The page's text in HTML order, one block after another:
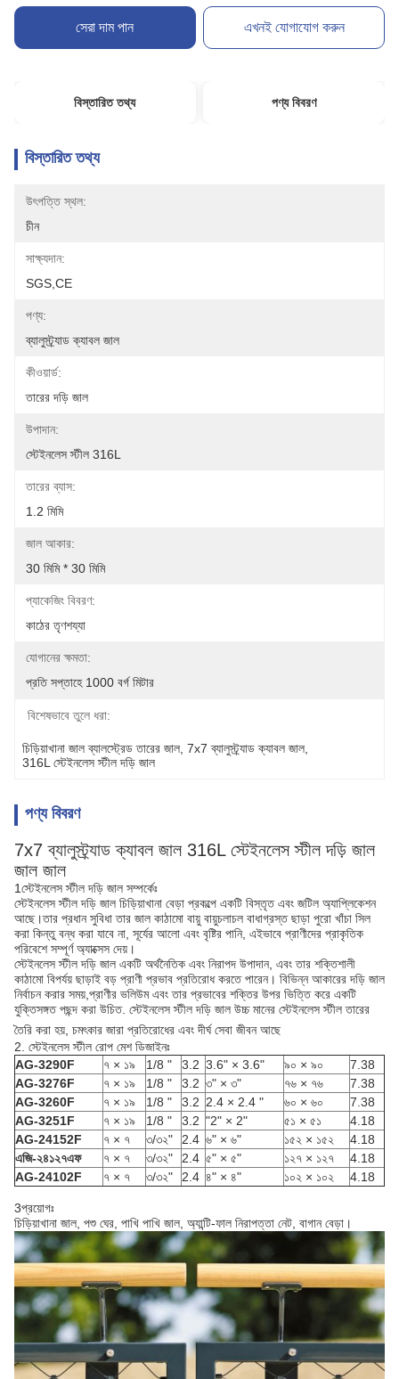
সেরা দাম পান এখনই যোগাযোগ করুন
বিস্তারিত তথ্য পণ্য বিবরণ
বিস্তারিত তথ্য
উৎপত্তি স্থল:
চীন
সাক্ষ্যদান:
SGS,CE
পণ্য:
ব্যালুস্ট্র্যাড ক্যাবল জাল
কীওয়ার্ড:
তারের দড়ি জাল
উপাদান:
স্টেইনলেস স্টীল 316L
তারের ব্যাস:
1.2 মিমি
জাল আকার:
30 মিমি * 30 মিমি
প্যাকেজিং বিবরণ:
কাঠের তৃণশয্যা
যোগানের ক্ষমতা:
প্রতি সপ্তাহে 1000 বর্গ মিটার
বিশেষভাবে তুলে ধরা:
চিড়িয়াখানা জাল ব্যালস্ট্রেড তারের জাল 7x7 ব্যালুস্ট্র্যাড ক্যাবল জাল
316L স্টেইনলেস স্টীল দড়ি জাল
পণ্য বিবরণ
7x7 ব্যালুস্ট্র্যাড ক্যাবল জাল 316L স্টেইনলেস স্টীল দড়ি জাল
জাল জাল
1স্টেইনলেস স্টীল দড়ি জাল সম্পর্কেঃ
স্টেইনলেস স্টীল দড়ি জাল চিড়িয়াখানা বেড়া প্রকল্পে একটি বিস্তৃত এবং জটিল অ্যাপ্লিকেশন
আছে।তার প্রধান সুবিধা তার জাল কাঠামো বায়ু বায়ুচলাচল বাধাগ্রস্ত ছাড়া পুরো খাঁচা সিল
করা কিন্তু বন্ধ করা যাবে না, সূর্যের আলো এবং বৃষ্টির পানি, এইভাবে প্রাণীদের প্রাকৃতিক
পরিবেশে সম্পূর্ণ অ্যাক্সেস দেয়।
স্টেইনলেস স্টীল দড়ি জাল একটি অর্থনৈতিক এবং নিরাপদ উপাদান, এবং তার শক্তিশালী
কাঠামো বিপর্যয় ছাড়াই বড় প্রাণী প্রভাব প্রতিরোধ করতে পারেন। বিভিন্ন আকারের দড়ি জাল
নির্বাচন করার সময়,প্রাণীর ভলিউম এবং তার প্রভাবের শক্তির উপর ভিত্তি করে একটি
যুক্তিসঙ্গত পছন্দ করা উচিত. স্টেইনলেস স্টীল দড়ি জাল উচ্চ মানের স্টেইনলেস স্টীল তারের
তৈরি করা হয়, চমৎকার জারা প্রতিরোধের এবং দীর্ঘ সেবা জীবন আছে
2. স্টেইনলেস স্টীল রোপ মেশ ডিজাইনঃ
AG-3290F
৭ × ১৯ 1/8 " 3.2 3.6" × 3.6" ৯০ × ৯০
7.38
AG-3276F
৭ × ১৯ 1/8 " 3.2 ৩" × ৩" ৭৬ × ৭৬
7.38
AG-3260F
৭ × ১৯ 1/8 " 3.2 2.4 × 2.4 " ৬০ × ৬০
7.38
AG-3251F
৭ × ১৯ 1/8 " 3.2 "2" × 2" ৫১ × ৫১
4.18
AG-24152F
৭ × ৭ ৩/৩২" 2.4 ৬" × ৬" ১৫২ × ১৫২
4.18
এজি-২৪১২৭এফ
৭ × ৭ ৩/৩২" 2.4 ৫" × ৫" ১২৭ × ১২৭
4.18
AG-24102F
৭ × ৭ ৩/৩২" 2.4 ৪" × ৪" ১০২ × ১০২ 4.18
3প্রয়োগঃ
চিড়িয়াখানা জাল, পশু ঘের, পাখি পাখি জাল, অ্যান্টি-ফাল নিরাপত্তা নেট, বাগান বেড়া।